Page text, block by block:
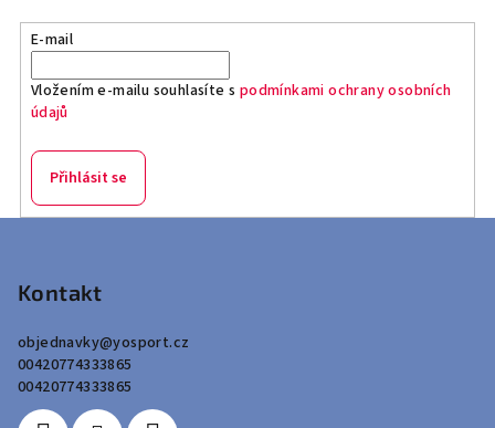
E-mail
Vložením e-mailu souhlasíte s podmínkami ochrany osobních
údajů
Přihlásit se
Kontakt
objednavky@yosport.cz
00420774333865
00420774333865